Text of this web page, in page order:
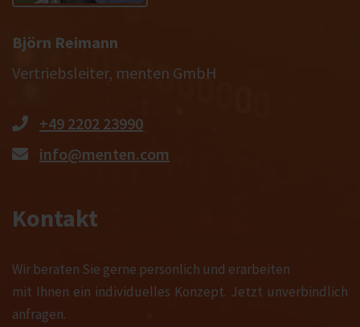
Björn Reimann
Vertriebsleiter, menten GmbH
+49 2202 23990
info@menten.com
Kontakt
Wir beraten Sie gerne persönlich und erarbeiten
mit Ihnen ein individuelles Konzept. Jetzt unverbindlich
anfragen.